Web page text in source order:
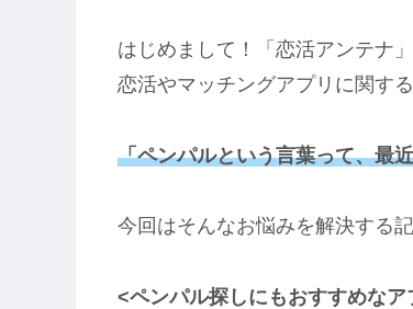
はじめまして！「恋活アンテナ」
恋活やマッチングアプリに関す
「ペンパルという言葉って、最
今回はそんなお悩みを解決する記
<ペンパル探しにもおすすめなア